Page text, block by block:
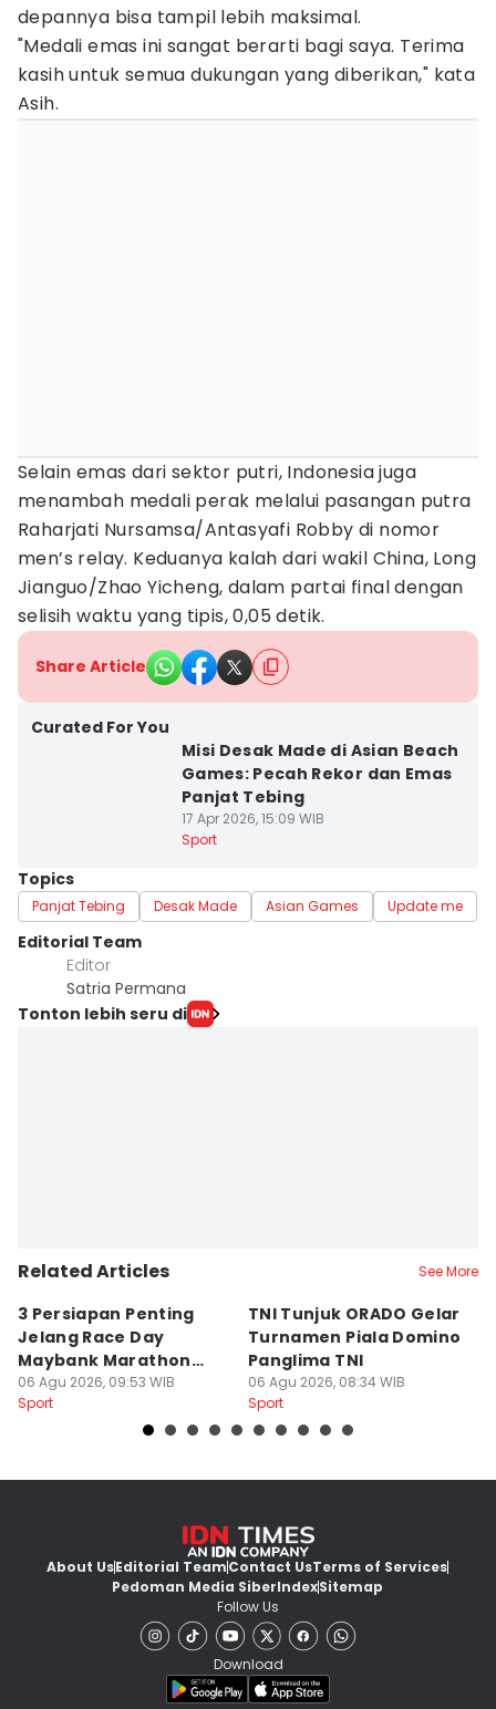
depannya bisa tampil lebih maksimal.
"Medali emas ini sangat berarti bagi saya. Terima
kasih untuk semua dukungan yang diberikan," kata
Asih.
Selain emas dari sektor putri, Indonesia juga
menambah medali perak melalui pasangan putra
Raharjati Nursamsa/Antasyafi Robby di nomor
men’s relay. Keduanya kalah dari wakil China, Long
Jianguo/Zhao Yicheng, dalam partai final dengan
selisih waktu yang tipis, 0,05 detik.
Share Article
Curated For You
Misi Desak Made di Asian Beach
Games: Pecah Rekor dan Emas
Panjat Tebing
17 Apr 2026, 15:09 WIB
Sport
Topics
Panjat Tebing Desak Made Asian Games Update me
Editorial Team
Editor
Satria Permana
Tonton lebih seru di
Related Articles See More
3 Persiapan Penting
Jelang Race Day
Maybank Marathon
2026
06 Agu 2026, 09:53 WIB
Sport
TNI Tunjuk ORADO Gelar
Turnamen Piala Domino
Panglima TNI
06 Agu 2026, 08:34 WIB
Sport
About UsEditorial TeamContact UsTerms of Services
Pedoman Media SiberIndexSitemap
Follow Us
Download